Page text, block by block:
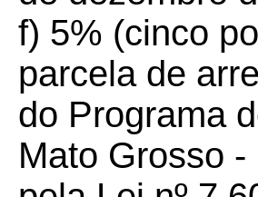
f) 5% (cinco
parcela de
do Programa
Mato Grosso